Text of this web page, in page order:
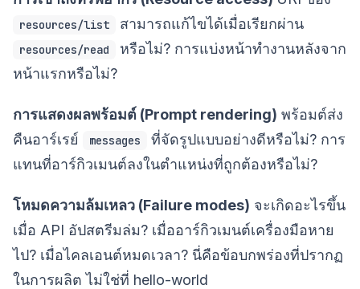
resources/list สามารถแก้ไขได้เมื่อเรียกผ่าน
resources/read
หรือไม่? การแบ่งหน้าทำงานหลังจาก
หน้าแรกหรือไม่?
การแสดงผลพร้อมต์ (Prompt rendering) พร้อมต์ส่ง
คืนอาร์เรย์
messages
ที่จัดรูปแบบอย่างดีหรือไม่? การ
แทนที่อาร์กิวเมนต์ลงในตำแหน่งที่ถูกต้องหรือไม่?
โหมดความล้มเหลว (Failure modes) จะเกิดอะไรขึ้น
เมื่อ API อัปสตรีมล่ม? เมื่ออาร์กิวเมนต์เครื่องมือหาย
ไป? เมื่อไคลเอนต์หมดเวลา? นี่คือข้อบกพร่องที่ปรากฏ
ในการผลิต ไม่ใช่ที่ hello-world